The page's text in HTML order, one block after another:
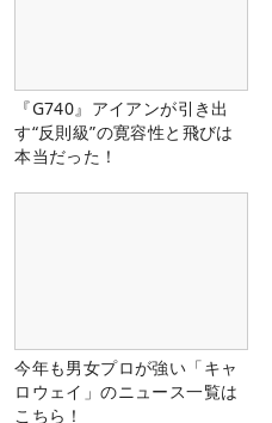
『G740』アイアンが引き出
す“反則級”の寛容性と飛びは
本当だった！
今年も男女プロが強い「キャ
ロウェイ」のニュース一覧は
こちら！